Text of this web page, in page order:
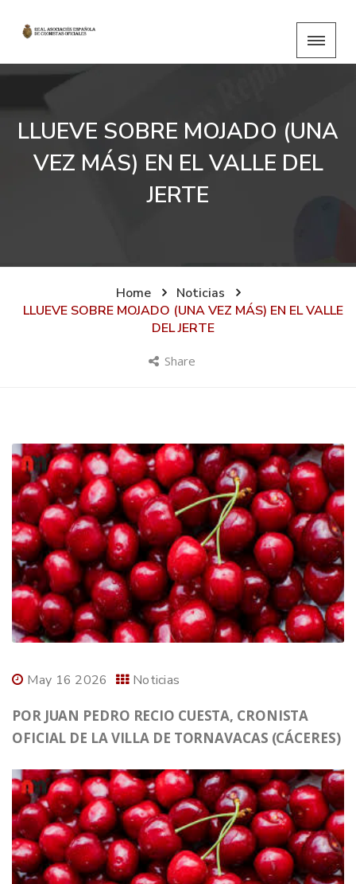
LLUEVE SOBRE MOJADO (UNA
VEZ MÁS) EN EL VALLE DEL
JERTE
Home
Noticias
LLUEVE SOBRE MOJADO (UNA VEZ MÁS) EN EL VALLE
DEL JERTE
Share
May 16 2026 Noticias
POR JUAN PEDRO RECIO CUESTA, CRONISTA
OFICIAL DE LA VILLA DE TORNAVACAS (CÁCERES)